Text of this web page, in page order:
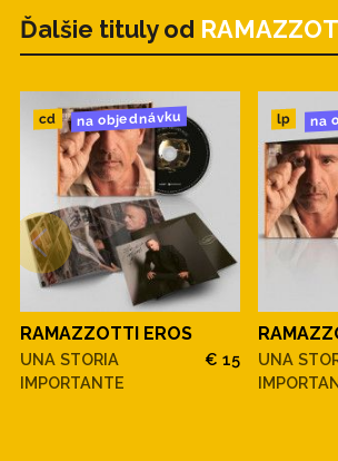
Ďalšie tituly od
cd na objednávku
RAMAZZOTTI EROS
UNA STORIA
IMPORTANTE
€ 15
lp na
UNA